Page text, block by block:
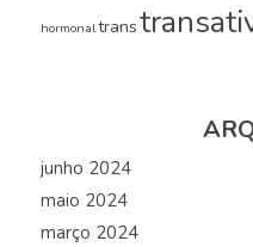
hormonaltrans
junho 2024
maio 2024
março 2024